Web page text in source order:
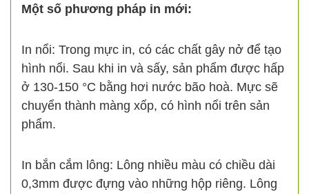
Một số phương pháp in mới:
In nổi: Trong mực in, có các chất gây nở để tạo
hình nổi. Sau khi in và sấy, sản phẩm được hấp
ở 130-150 °C bằng hơi nước bão hoà. Mực sẽ
chuyển thành màng xốp, có hình nổi trên sản
phẩm.
In bắn cắm lông: Lông nhiều màu có chiều dài
0,3mm được đựng vào những hộp riêng. Lông